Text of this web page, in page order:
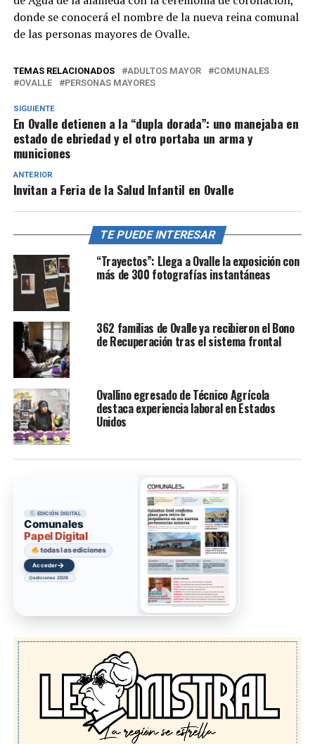
donde se conocerá el nombre de la nueva reina comunal
de las personas mayores de Ovalle.
TEMAS RELACIONADOS ADULTOS MAYOR
COMUNALES
OVALLE
PERSONAS MAYORES
SIGUIENTE
En Ovalle detienen a la “dupla dorada”: uno manejaba en
estado de ebriedad y el otro portaba un arma y
municiones
ANTERIOR
Invitan a Feria de la Salud Infantil en Ovalle
TE PUEDE INTERESAR
“Trayectos”: Llega a Ovalle la exposición con
más de 300 fotografías instantáneas
362 familias de Ovalle ya recibieron el Bono
de Recuperación tras el sistema frontal
Ovallino egresado de Técnico Agrícola
destaca experiencia laboral en Estados
Unidos
EDICIÓN DIGITAL
Comunales
Papel Digital
todas las ediciones
Acceder→
ediciones 2026